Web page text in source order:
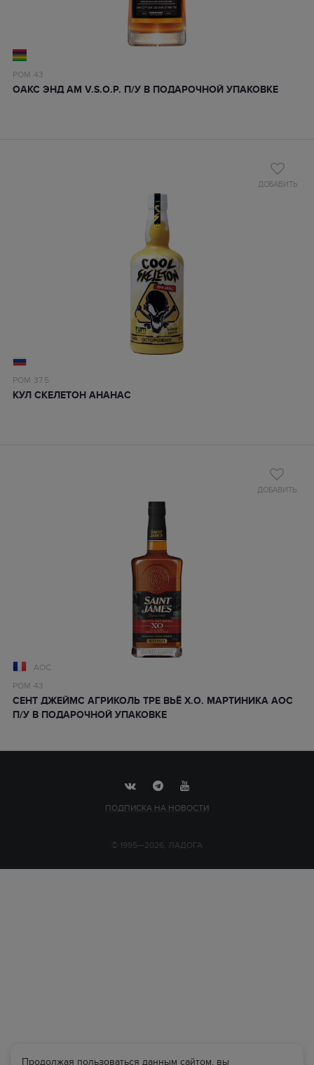
РОМ 43
ОАКС ЭНД АМ V.S.O.P. П/У В ПОДАРОЧНОЙ УПАКОВКЕ
ДОБАВИТЬ
РОМ 37.5
КУЛ СКЕЛЕТОН АНАНАС
ДОБАВИТЬ
AOC
РОМ 43
СЕНТ ДЖЕЙМС АГРИКОЛЬ ТРЕ ВЬЁ X.O. МАРТИНИКА АОС
П/У В ПОДАРОЧНОЙ УПАКОВКЕ
Продолжая пользоваться данным сайтом, вы
ПОДПИСКА НА НОВОСТИ
© 1995—2026, ЛАДОГА